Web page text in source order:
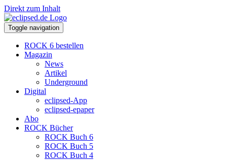
Direkt zum Inhalt
Toggle navigation
ROCK 6 bestellen
Magazin
News
Artikel
Underground
Digital
eclipsed-App
eclipsed-epaper
Abo
ROCK Bücher
ROCK Buch 6
ROCK Buch 5
ROCK Buch 4